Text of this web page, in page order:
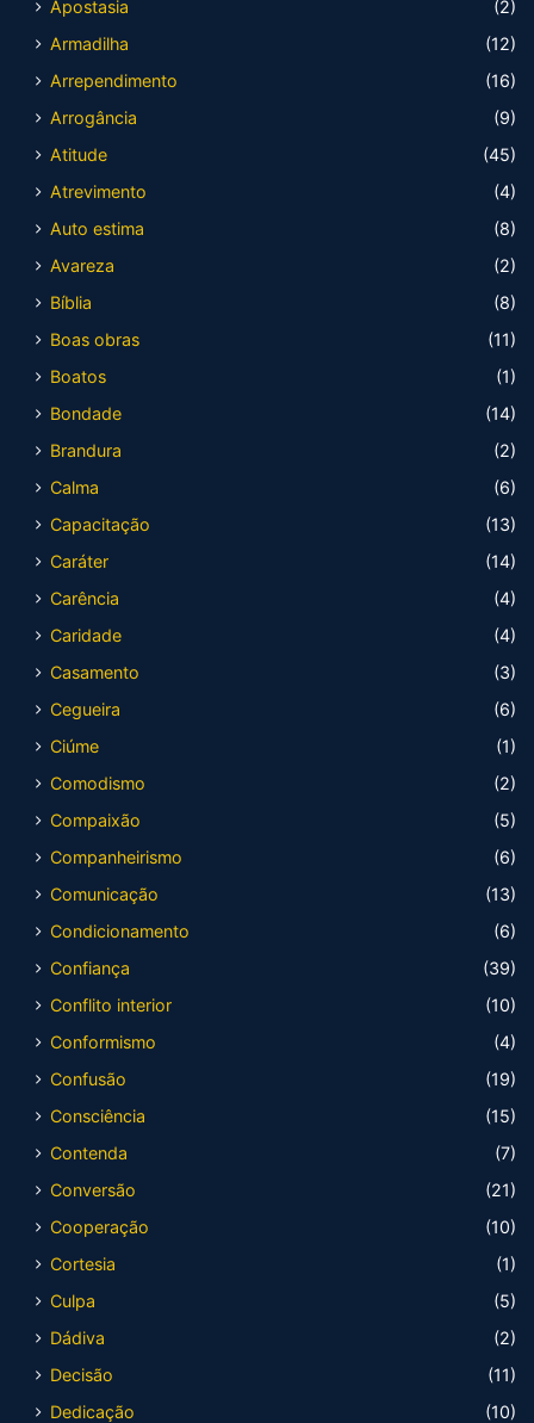
Apostasia
(2)
Armadilha
(12)
Arrependimento
(16)
Arrogância
(9)
Atitude
(45)
Atrevimento
(4)
Auto estima
(8)
Avareza
(2)
Bíblia
(8)
Boas obras
(11)
Boatos
(1)
Bondade
(14)
Brandura
(2)
Calma
(6)
Capacitação
(13)
Caráter
(14)
Carência
(4)
Caridade
(4)
Casamento
(3)
Cegueira
(6)
Ciúme
(1)
Comodismo
(2)
Compaixão
(5)
Companheirismo
(6)
Comunicação
(13)
Condicionamento
(6)
Confiança
(39)
Conflito interior
(10)
Conformismo
(4)
Confusão
(19)
Consciência
(15)
Contenda
(7)
Conversão
(21)
Cooperação
(10)
Cortesia
(1)
Culpa
(5)
Dádiva
(2)
Decisão
(11)
Dedicação
(10)